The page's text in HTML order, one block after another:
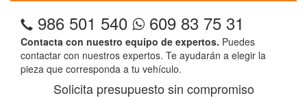
986 501 540 609 83 75 31
Contacta con nuestro equipo de expertos. Puedes
contactar con nuestros expertos. Te ayudarán a elegir la
pieza que corresponda a tu vehículo.
Solicita presupuesto sin compromiso